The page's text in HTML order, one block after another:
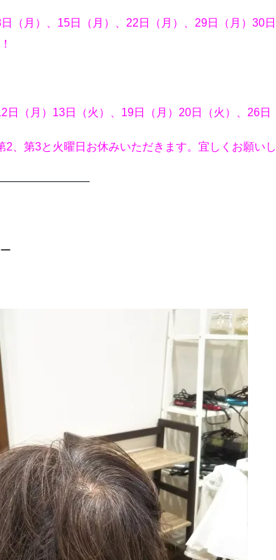
（月）、15日（月）、22日（月）、29日（月）30
日（月）13日（火）、19日（月）20日（火）、26日
2、第3と火曜日お休みいただきます。宜しくお願いし